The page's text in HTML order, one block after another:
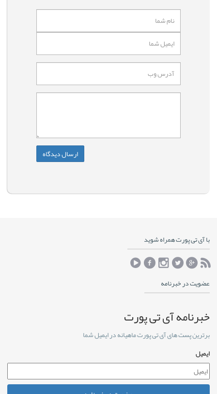
با آی تی پورت همراه شوید
عضویت در خبرنامه
خبرنامه آی تی پورت
برترین پست های آی تی پورت ماهیانه در ایمیل شما
ایمیل